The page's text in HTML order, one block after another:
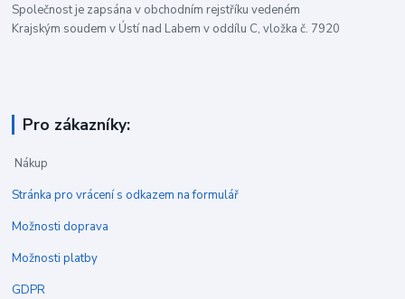
Společnost je zapsána v obchodním rejstříku vedeném
Krajským soudem v Ústí nad Labem v oddílu C, vložka č. 7920
Pro zákazníky:
Nákup
Stránka pro vrácení s odkazem na formulář
Možnosti doprava
Možnosti platby
GDPR